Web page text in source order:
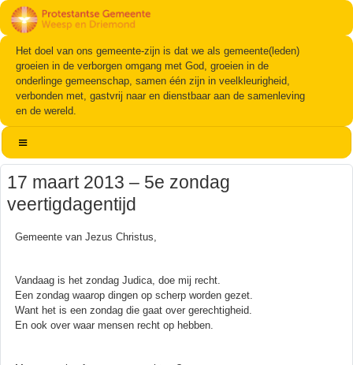
Het doel van ons gemeente-zijn is dat we als gemeente(leden)
groeien in de verborgen omgang met God, groeien in de
onderlinge gemeenschap, samen één zijn in veelkleurigheid,
verbonden met, gastvrij naar en dienstbaar aan de samenleving
en de wereld.
17 maart 2013 – 5e zondag
veertigdagentijd
Gemeente van Jezus Christus,
Vandaag is het zondag Judica, doe mij recht.
Een zondag waarop dingen op scherp worden gezet.
Want het is een zondag die gaat over gerechtigheid.
En ook over waar mensen recht op hebben.